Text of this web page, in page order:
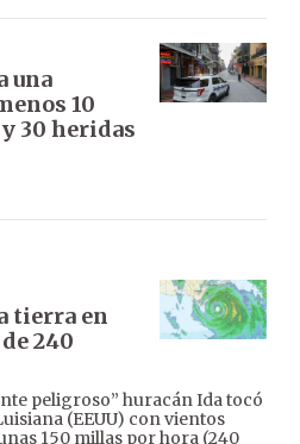
una
10
30 heridas
tierra en
240
peligroso” huracán Ida tocó
(EEUU) con vientos
150 millas por hora (240